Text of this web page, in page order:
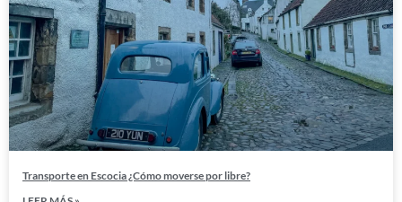
Transporte en Escocia ¿Cómo moverse por libre?